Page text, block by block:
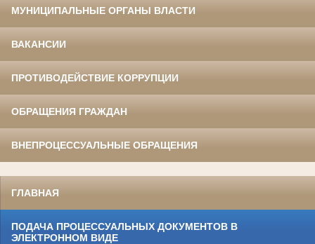
МУНИЦИПАЛЬНЫЕ ОРГАНЫ ВЛАСТИ
ВАКАНСИИ
ПРОТИВОДЕЙСТВИЕ КОРРУПЦИИ
ОБРАЩЕНИЯ ГРАЖДАН
ВНЕПРОЦЕССУАЛЬНЫЕ ОБРАЩЕНИЯ
ГЛАВНАЯ
ПОДАЧА ПРОЦЕССУАЛЬНЫХ ДОКУМЕНТОВ В
ЭЛЕКТРОННОМ ВИДЕ